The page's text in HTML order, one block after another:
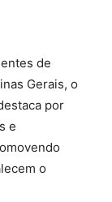
de
Gerais, o
por
e
o